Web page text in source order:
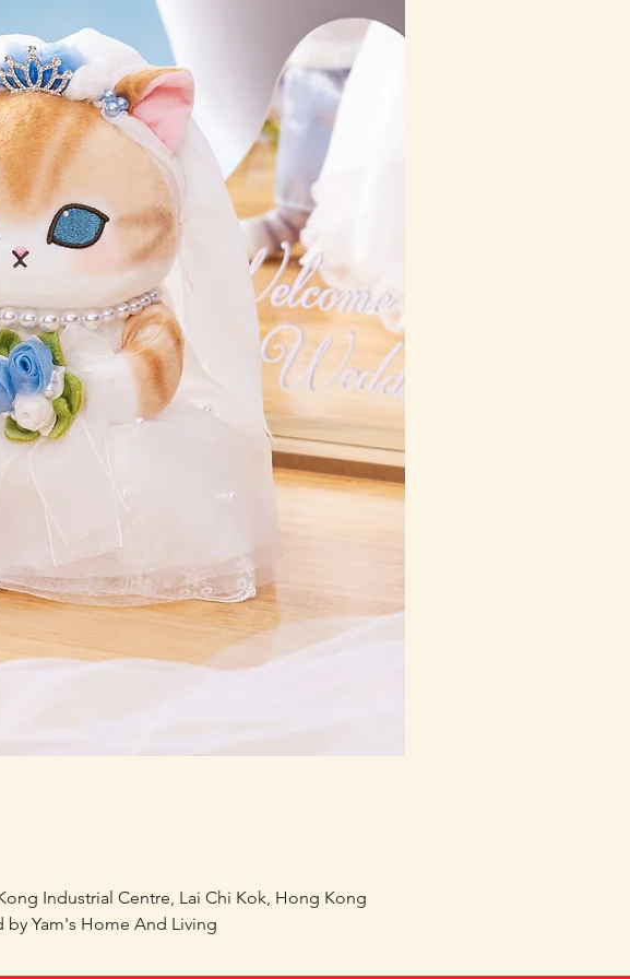
Industrial Centre, Lai Chi Kok, Hong Kong
by Yam's Home And Living